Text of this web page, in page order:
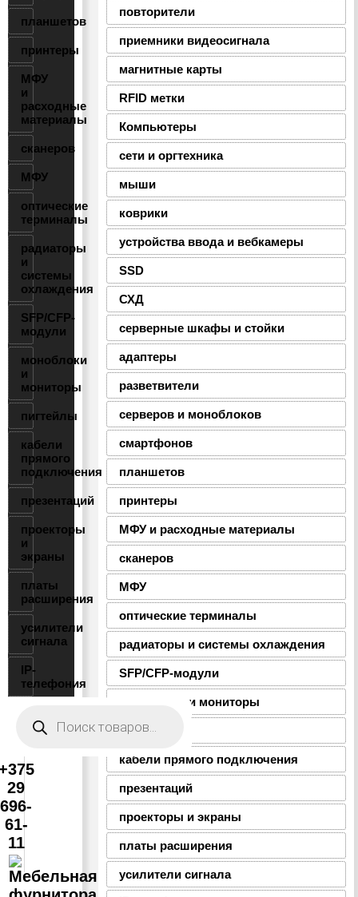
планшетов
принтеры
МФУ
и
расходные
материалы
сканеров
МФУ
оптические
терминалы
радиаторы
и
системы
охлаждения
SFP/CFP-
модули
моноблоки
и
мониторы
пигтейлы
кабели
прямого
подключения
презентаций
проекторы
и
экраны
платы
расширения
усилители
сигнала
IP-
телефония
товаров
29
696-
61-
11
повторители
приемники видеосигнала
магнитные карты
RFID метки
Компьютеры
сети и оргтехника
мыши
коврики
устройства ввода и вебкамеры
SSD
СХД
серверные шкафы и стойки
адаптеры
разветвители
серверов и моноблоков
смартфонов
планшетов
принтеры
МФУ и расходные материалы
сканеров
МФУ
оптические терминалы
радиаторы и системы охлаждения
SFP/CFP-модули
моноблоки и мониторы
пигтейлы
кабели прямого подключения
презентаций
проекторы и экраны
платы расширения
усилители сигнала